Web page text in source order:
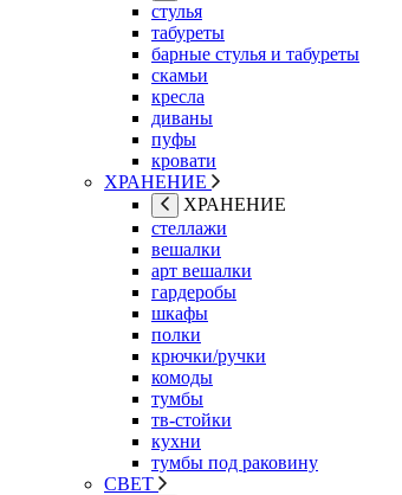
стулья
табуреты
барные стулья и табуреты
скамьи
кресла
диваны
пуфы
кровати
ХРАНЕНИЕ
ХРАНЕНИЕ
стеллажи
вешалки
арт вешалки
гардеробы
шкафы
полки
крючки/ручки
комоды
тумбы
тв-стойки
кухни
тумбы под раковину
СВЕТ